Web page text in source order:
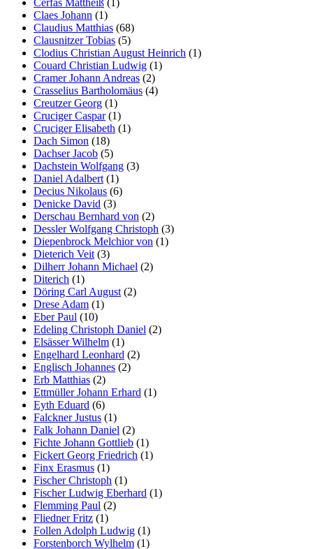
Claes Johann (1)
Claudius Matthias (68)
Clausnitzer Tobias (5)
Clodius Christian August Heinrich (1)
Couard Christian Ludwig (1)
Cramer Johann Andreas (2)
Crasselius Bartholomäus (4)
Creutzer Georg (1)
Cruciger Caspar(1)
Cruciger Elisabeth (1)
Dach Simon (18)
Dachser Jacob (5)
Dachstein Wolfgang (3)
Daniel Adalbert (1)
Decius Nikolaus (6)
Denicke David (3)
Derschau Bernhard von (2)
Dessler Wolfgang Christoph (3)
Diepenbrock Melchior von (1)
Dieterich Veit (3)
Dilherr Johann Michael (2)
Diterich (1)
Döring Carl August (2)
Drese Adam (1)
Eber Paul (10)
Edeling Christoph Daniel (2)
Elsässer Wilhelm (1)
Engelhard Leonhard (2)
Englisch Johannes (2)
Erb Matthias (2)
Ettmüller Johann Erhard (1)
Eyth Eduard (6)
Falckner Justus (1)
Falk Johann Daniel (2)
Fichte Johann Gottlieb (1)
Fickert Georg Friedrich (1)
Finx Erasmus (1)
Fischer Christoph (1)
Fischer Ludwig Eberhard (1)
Flemming Paul (2)
Fliedner Fritz (1)
Follen Adolph Ludwig (1)
Forstenborch Wylhelm (1)